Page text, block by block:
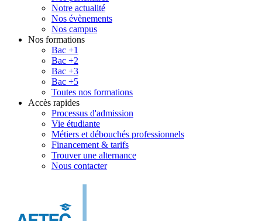
Notre actualité
Nos évènements
Nos campus
Nos formations
Bac +1
Bac +2
Bac +3
Bac +5
Toutes nos formations
Accès rapides
Processus d'admission
Vie étudiante
Métiers et débouchés professionnels
Financement & tarifs
Trouver une alternance
Nous contacter